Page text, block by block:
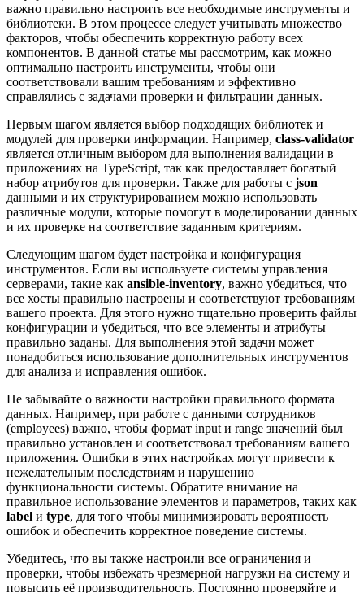
важно правильно настроить все необходимые инструменты и
библиотеки. В этом процессе следует учитывать множество
факторов, чтобы обеспечить корректную работу всех
компонентов. В данной статье мы рассмотрим, как можно
оптимально настроить инструменты, чтобы они
соответствовали вашим требованиям и эффективно
справлялись с задачами проверки и фильтрации данных.
Первым шагом является выбор подходящих библиотек и
модулей для проверки информации. Например, class-validator
является отличным выбором для выполнения валидации в
приложениях на TypeScript, так как предоставляет богатый
набор атрибутов для проверки. Также для работы с json
данными и их структурированием можно использовать
различные модули, которые помогут в моделировании данных
и их проверке на соответствие заданным критериям.
Следующим шагом будет настройка и конфигурация
инструментов. Если вы используете системы управления
серверами, такие как ansible-inventory, важно убедиться, что
все хосты правильно настроены и соответствуют требованиям
вашего проекта. Для этого нужно тщательно проверить файлы
конфигурации и убедиться, что все элементы и атрибуты
правильно заданы. Для выполнения этой задачи может
понадобиться использование дополнительных инструментов
для анализа и исправления ошибок.
Не забывайте о важности настройки правильного формата
данных. Например, при работе с данными сотрудников
(employees) важно, чтобы формат input и range значений был
правильно установлен и соответствовал требованиям вашего
приложения. Ошибки в этих настройках могут привести к
нежелательным последствиям и нарушению
функциональности системы. Обратите внимание на
правильное использование элементов и параметров, таких как
label и type, для того чтобы минимизировать вероятность
ошибок и обеспечить корректное поведение системы.
Убедитесь, что вы также настроили все ограничения и
проверки, чтобы избежать чрезмерной нагрузки на систему и
повысить её производительность. Постоянно проверяйте и